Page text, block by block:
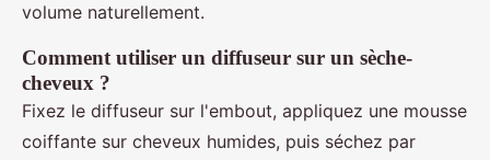
volume naturellement.
Comment utiliser un diffuseur sur un sèche-
cheveux ?
Fixez le diffuseur sur l'embout, appliquez une mousse
coiffante sur cheveux humides, puis séchez par